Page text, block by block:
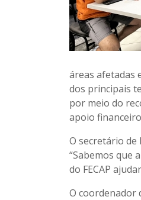
áreas afetadas
dos principais
por meio do
apoio
O secretário
“Sabemos que
do FECAP
O coordenador